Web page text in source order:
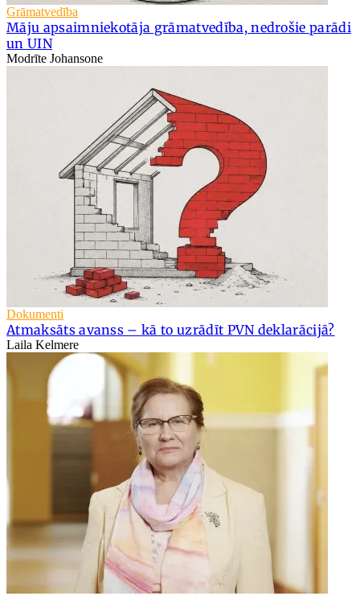
Grāmatvedība
Māju apsaimniekotāja grāmatvedība, nedrošie parādi
un UIN
Modrīte Johansone
Dokumenti
Atmaksāts avanss – kā to uzrādīt PVN deklarācijā?
Laila Kelmere